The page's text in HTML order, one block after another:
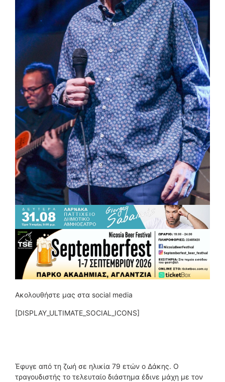
Ακολουθήστε μας στα social media
[DISPLAY_ULTIMATE_SOCIAL_ICONS]
Έφυγε από τη ζωή σε ηλικία 79 ετών ο Δάκης. Ο
τραγουδιστής το τελευταίο διάστημα έδινε μάχη με τον